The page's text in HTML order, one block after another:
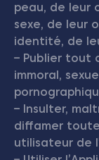
peau, de leur
sexe, de leur
identité, de
– Publier tout
immoral,
– Insulter,
diffamer
utilisateur de